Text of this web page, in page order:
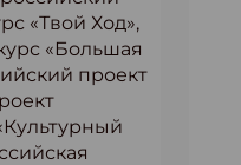
«Твой Ход»,
«Большая
проект